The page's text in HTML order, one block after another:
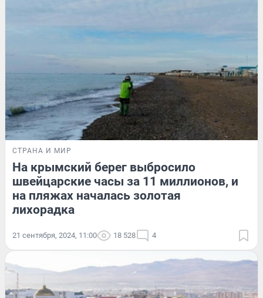
СТРАНА И МИР
На крымский берег выбросило
швейцарские часы за 11 миллионов, и
на пляжах началась золотая
лихорадка
21 сентября, 2024, 11:00 18 528 4